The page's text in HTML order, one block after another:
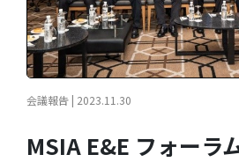
会議報告 | 2023.11.30
MSIA E&E フォーラ